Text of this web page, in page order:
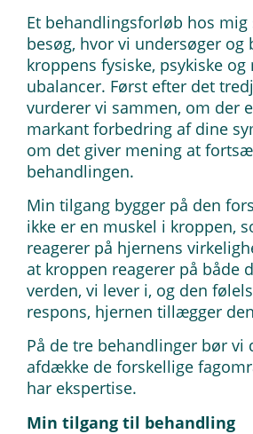
Et behandlingsforløb hos
besøg, hvor vi undersøger og
kroppens fysiske, psykiske og
ubalancer. Først efter det
vurderer vi sammen, om der
markant forbedring af dine
om det giver mening at
behandlingen.
Min tilgang bygger på den
ikke er en muskel i kroppen,
reagerer på hjernens
at kroppen reagerer på både
verden, vi lever i, og den
respons, hjernen tillægger
På de tre behandlinger bør vi
afdække de forskellige
har ekspertise.
Min tilgang til behandling